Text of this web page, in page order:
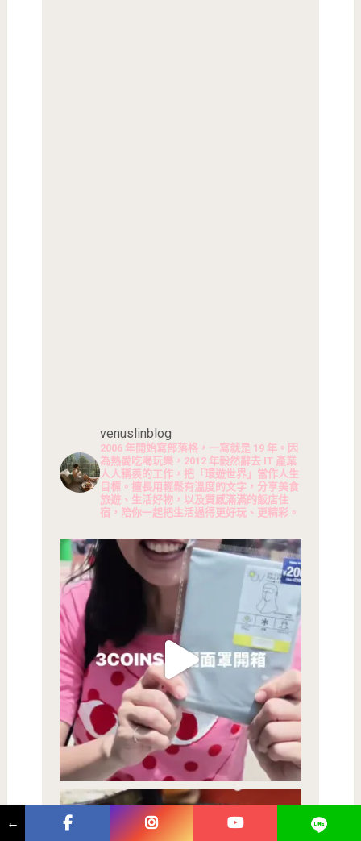
venuslinblog
2006 年開始寫部落格，一寫就是 19 年。因
為熱愛吃喝玩樂，2012 年毅然辭去 IT 產業
人人稱羨的工作，把「環遊世界」當作人生
目標。擅長用輕鬆有溫度的文字，分享美食
旅遊、生活好物，以及質感滿滿的飯店住
宿，陪你一起把生活過得更好玩、更精彩。
←